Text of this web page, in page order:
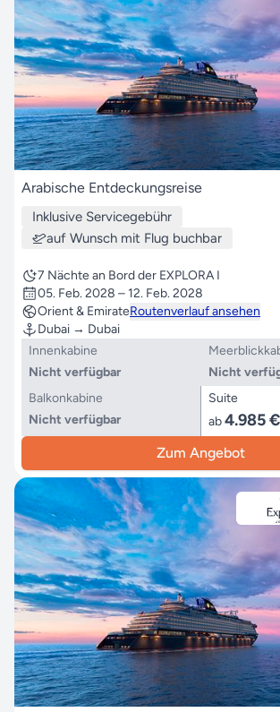
Arabische Entdeckungsreise
Inklusive Servicegebühr
auf Wunsch mit Flug buchbar
7 Nächte an Bord der EXPLORA I
05. Feb. 2028 – 12. Feb. 2028
Orient & EmirateRoutenverlauf ansehen
Dubai → Dubai
Innenkabine
Nicht verfügbar
Nicht
Balkonkabine
Nicht verfügbar
Suite
ab4.985 €
Zum Angebot